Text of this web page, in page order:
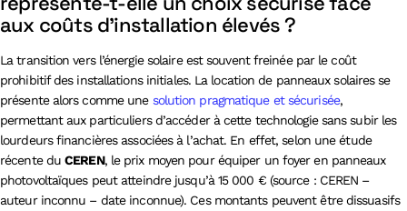
aux coûts d’installation élevés ?
La transition vers l’énergie solaire est souvent freinée par le coût
prohibitif des installations initiales. La location de panneaux solaires se
présente alors comme une solution pragmatique et sécurisée,
permettant aux particuliers d’accéder à cette technologie sans subir les
lourdeurs financières associées à l’achat. En effet, selon une étude
récente duCEREN, le prix moyen pour équiper un foyer en panneaux
photovoltaïques peut atteindre jusqu’à 15 000 € (source : CEREN –
auteur inconnu – date inconnue). Ces montants peuvent être dissuasifs